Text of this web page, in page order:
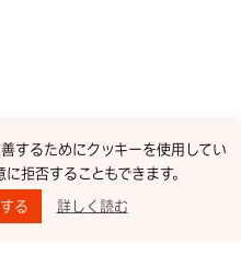
theme by
モンキーレンチ
WordPress
するためにクッキーを使用してい
拒否することもできます。
る 詳しく読む